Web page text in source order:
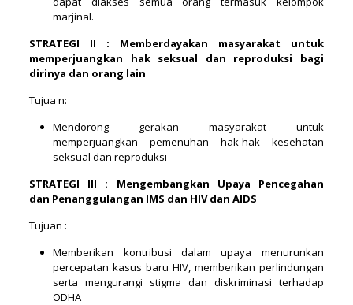
marjinal.
STRATEGI II : Memberdayakan masyarakat untuk
memperjuangkan hak seksual dan reproduksi bagi
dirinya dan orang lain
Tujua n:
Mendorong gerakan masyarakat untuk
memperjuangkan pemenuhan hak-hak kesehatan
seksual dan reproduksi
STRATEGI III : Mengembangkan Upaya Pencegahan
dan Penanggulangan IMS dan HIV dan AIDS
Tujuan :
Memberikan kontribusi dalam upaya menurunkan
percepatan kasus baru HIV, memberikan perlindungan
serta mengurangi stigma dan diskriminasi terhadap
ODHA